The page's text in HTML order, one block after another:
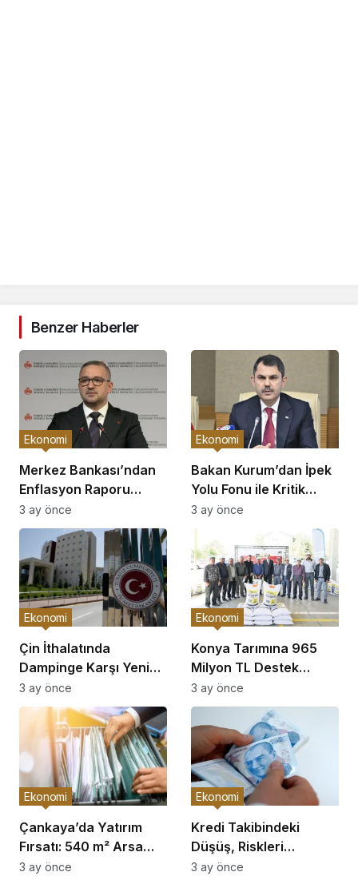
Benzer Haberler
Merkez Bankası’ndan
Enflasyon Raporu
Açıklaması
Ekonomi
3 ay önce
Bakan Kurum’dan İpek
Yolu Fonu ile Kritik
Görüşme
Ekonomi
3 ay önce
Çin İthalatında
Dampinge Karşı Yeni
Önlemler!
Ekonomi
3 ay önce
Konya Tarımına 965
Milyon TL Destek
Açıklaması
Ekonomi
3 ay önce
Çankaya’da Yatırım
Fırsatı: 540 m² Arsa
Satışı
Ekonomi
3 ay önce
Kredi Takibindeki
Düşüş, Riskleri
Artırıyor!
Ekonomi
3 ay önce